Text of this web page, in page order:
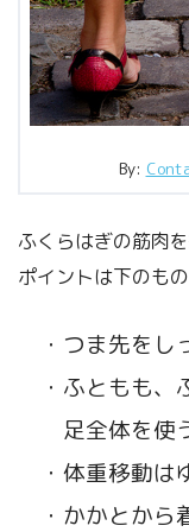
By:
ふくらはぎの筋肉
ポイントは下のも
・つま先をし
・ふともも、
足全体を使
・体重移動は
・かかとから